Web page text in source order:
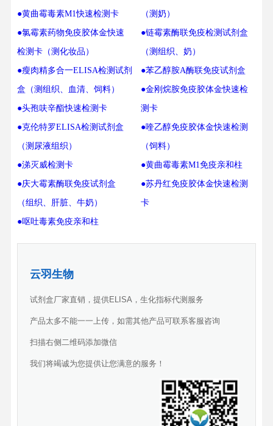
●黄曲霉毒素M1快速检测卡
●氯霉素药物免疫胶体金快速
检测卡（测化妆品）
●瘦肉精多合一ELISA检测试剂
盒（测组织、血清、饲料）
●头孢呋辛酯快速检测卡
●克伦特罗ELISA检测试剂盒
（测尿液组织）
●涕灭威检测卡
●庆大霉素酶联免疫试剂盒
（组织、肝脏、牛奶）
●呕吐毒素免疫亲和柱
（测奶）
●链霉素酶联免疫检测试剂盒
（测组织、奶）
●苯乙醇胺A酶联免疫试剂盒
●金刚烷胺免疫胶体金快速检
测卡
●喹乙醇免疫胶体金快速检测
（饲料）
●黄曲霉毒素M1免疫亲和柱
●苏丹红免疫胶体金快速检测
卡
云羽生物
试剂盒厂家直销，提供ELISA，生化指标代测服务
产品太多不能一一上传，如需其他产品可联系客服咨询
扫描右侧二维码添加微信
我们将竭诚为您提供让您满意的服务！